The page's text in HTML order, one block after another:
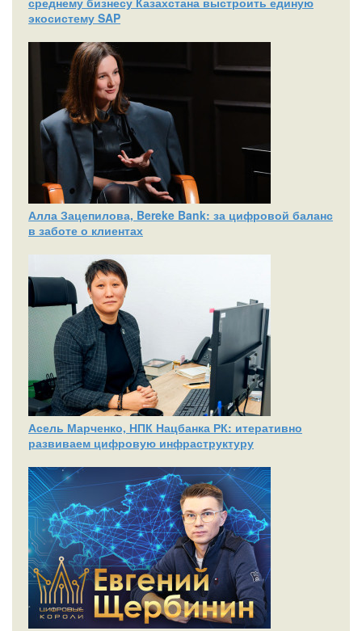
экосистему SAP
Алла Зацепилова, Bereke Bank: за цифровой баланс
в заботе о клиентах
Асель Марченко, НПК Нацбанка РК: итеративно
развиваем цифровую инфраструктуру